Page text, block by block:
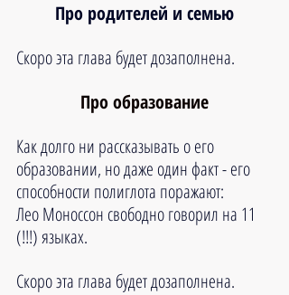
Про родителей и семью
Скоро эта глава будет дозаполнена.
Про образование
Как долго ни рассказывать о его
образовании, но даже один факт - его
способности полиглота поражают:
Лео Моноссон свободно говорил на 11
(!!!) языках.
Скоро эта глава будет дозаполнена.